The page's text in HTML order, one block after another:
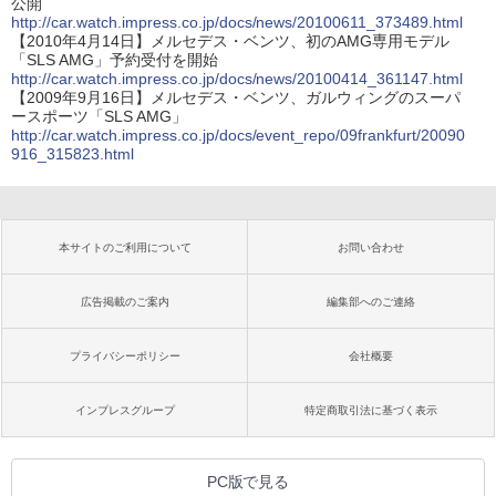
公開
http://car.watch.impress.co.jp/docs/news/20100611_373489.html
【2010年4月14日】メルセデス・ベンツ、初のAMG専用モデル
「SLS AMG」予約受付を開始
http://car.watch.impress.co.jp/docs/news/20100414_361147.html
【2009年9月16日】メルセデス・ベンツ、ガルウィングのスーパ
ースポーツ「SLS AMG」
http://car.watch.impress.co.jp/docs/event_repo/09frankfurt/20090
916_315823.html
本サイトのご利用について お問い合わせ
広告掲載のご案内 編集部へのご連絡
プライバシーポリシー 会社概要
インプレスグループ 特定商取引法に基づく表示
PC版で見る